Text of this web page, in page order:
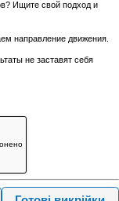
Ищите свой подход и
направление движения.
не заставят себя